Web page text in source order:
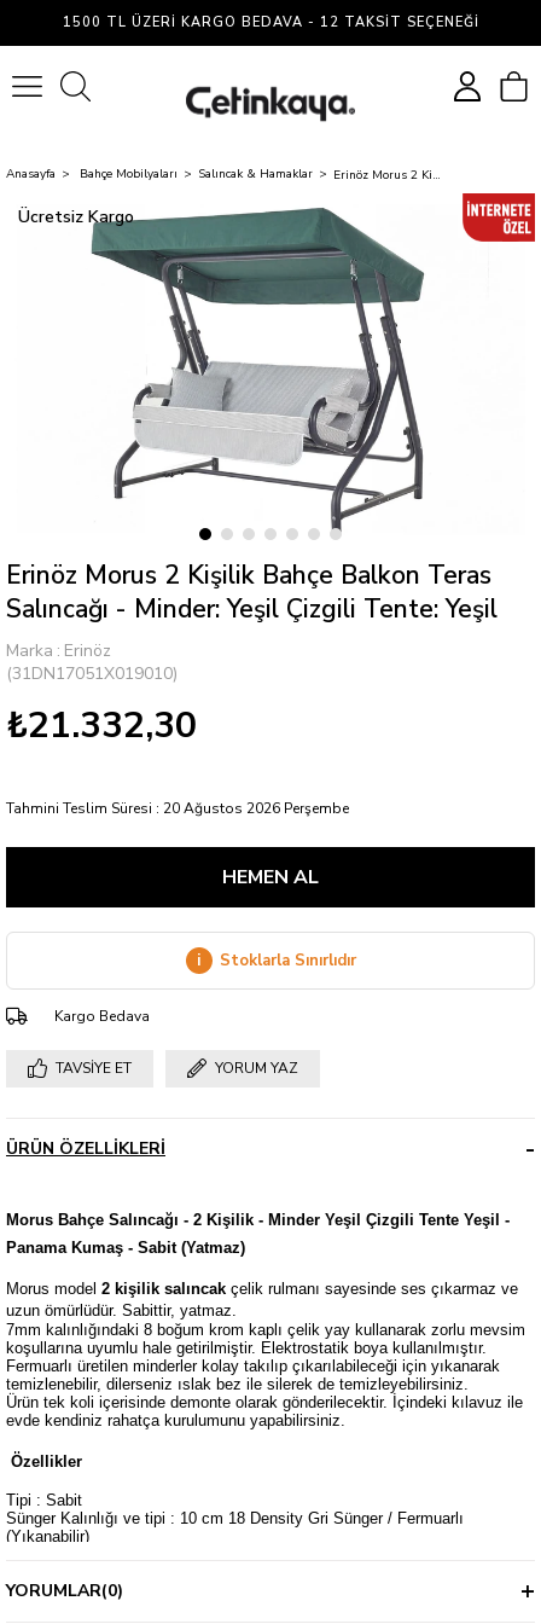
1500 TL ÜZERI KARGO BEDAVA - 12 TAKSIT SEÇENEĞI
Anasayfa Bahçe Mobilyaları Salıncak & Hamaklar Erinöz Morus 2 Kişilik Bahçe Balkon Teras Salıncağı - Minder: Yeşil Çizgili Tente: Yeşil
Ücretsiz Kargo
Erinöz Morus 2 Kişilik Bahçe Balkon Teras
Salıncağı - Minder: Yeşil Çizgili Tente: Yeşil
Marka : Erinöz
(31DN17051X019010)
₺21.332,30
Tahmini Teslim Süresi : 20 Ağustos 2026 Perşembe
i Stoklarla Sınırlıdır
Kargo Bedava
TAVSIYE ET YORUM YAZ
ÜRÜN ÖZELLIKLERI
Morus Bahçe Salıncağı - 2 Kişilik - Minder Yeşil Çizgili Tente Yeşil -
Panama Kumaş - Sabit (Yatmaz)
Morus model 2 kişilik salıncak çelik rulmanı sayesinde ses çıkarmaz ve
uzun ömürlüdür. Sabittir, yatmaz.
7mm kalınlığındaki 8 boğum krom kaplı çelik yay kullanarak zorlu mevsim
koşullarına uyumlu hale getirilmiştir. Elektrostatik boya kullanılmıştır.
Fermuarlı üretilen minderler kolay takılıp çıkarılabileceği için yıkanarak
temizlenebilir, dilerseniz ıslak bez ile silerek de temizleyebilirsiniz.
Ürün tek koli içerisinde demonte olarak gönderilecektir. İçindeki kılavuz ile
evde kendiniz rahatça kurulumunu yapabilirsiniz.
Özellikler
Tipi : Sabit
Sünger Kalınlığı ve tipi : 10 cm 18 Density Gri Sünger / Fermuarlı
(Yıkanabilir)
Aksesuarlar : 2 adet kırlent ve 2 adet kol dayama elciği
YORUMLAR(0)